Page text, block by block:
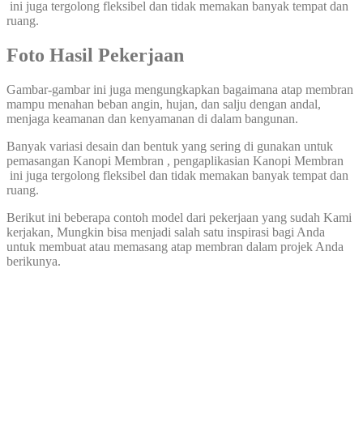
ini juga tergolong fleksibel dan tidak memakan banyak tempat dan
ruang.
Foto Hasil Pekerjaan
Gambar-gambar ini juga mengungkapkan bagaimana atap membran
mampu menahan beban angin, hujan, dan salju dengan andal,
menjaga keamanan dan kenyamanan di dalam bangunan.
Banyak variasi desain dan bentuk yang sering di gunakan untuk
pemasangan Kanopi Membran , pengaplikasian Kanopi Membran
ini juga tergolong fleksibel dan tidak memakan banyak tempat dan
ruang.
Berikut ini beberapa contoh model dari pekerjaan yang sudah Kami
kerjakan, Mungkin bisa menjadi salah satu inspirasi bagi Anda
untuk membuat atau memasang atap membran dalam projek Anda
berikunya.